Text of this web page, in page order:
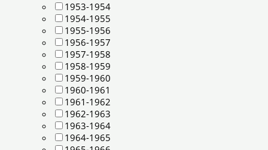
1953-1954
1954-1955
1955-1956
1956-1957
1957-1958
1958-1959
1959-1960
1960-1961
1961-1962
1962-1963
1963-1964
1964-1965